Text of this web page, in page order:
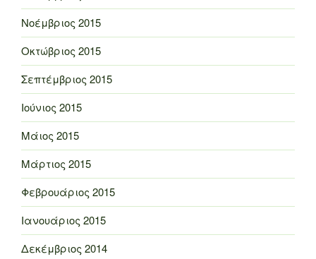
Νοέμβριος 2015
Οκτώβριος 2015
Σεπτέμβριος 2015
Ιούνιος 2015
Μάιος 2015
Μάρτιος 2015
Φεβρουάριος 2015
Ιανουάριος 2015
Δεκέμβριος 2014